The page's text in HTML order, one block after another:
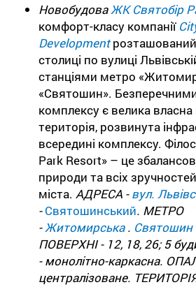
НовобудоваЖКСвятобір
комфорт-класу компанії
Development
столиці по вулиці
станціями метро
«Святошин».
комплексу є велика
територія, розвинута
всередині комплексу.
Park Resort» – це
природи та всіх
міста. АДРЕСА -вул.
-Святошинський. МЕТРО
-Житомирська. Святошин
ПОВЕРХНІ - 12, 18, 26; 5
- монолітно-каркасна.
централізоване.